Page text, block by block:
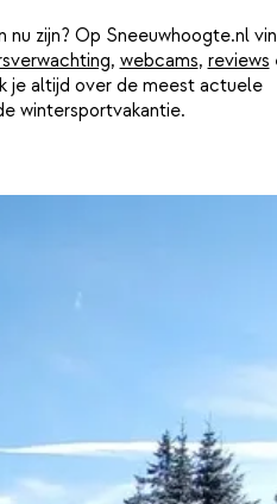
zijn? Op Sneeuwhoogte.nl
, webcams, reviews
je altijd over de meest actuele
wintersportvakantie.